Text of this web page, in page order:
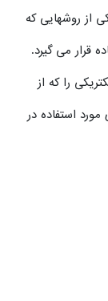
از روشهایی که
قرار می گیرد.
را که از
استفاده در